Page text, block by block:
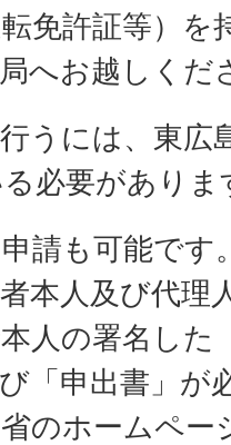
免許証等）を
へお越しくだ
うには、東広
必要がありま
請も可能です
本人及び代理
人の署名した
「申出書」が
のホームペー